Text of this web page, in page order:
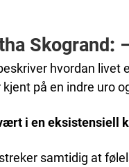
Skogrand:
hvordan livet
kjent på en indre uro
i en eksistensiell
samtidig at